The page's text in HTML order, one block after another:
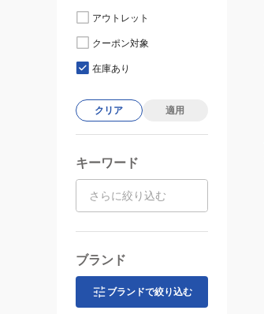
アウトレット
クーポン対象
在庫あり
クリア 適用
キーワード
ブランド
ブランドで絞り込む